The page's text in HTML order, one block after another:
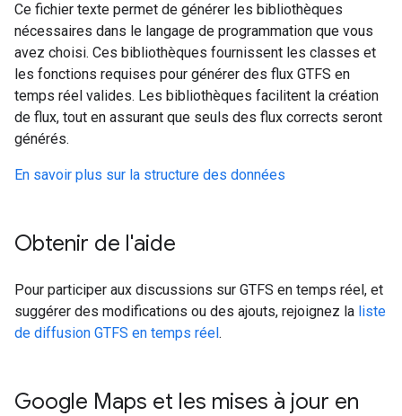
Ce fichier texte permet de générer les bibliothèques
nécessaires dans le langage de programmation que vous
avez choisi. Ces bibliothèques fournissent les classes et
les fonctions requises pour générer des flux GTFS en
temps réel valides. Les bibliothèques facilitent la création
de flux, tout en assurant que seuls des flux corrects seront
générés.
En savoir plus sur la structure des données
Obtenir de l'aide
Pour participer aux discussions sur GTFS en temps réel, et
suggérer des modifications ou des ajouts, rejoignez la liste
de diffusion GTFS en temps réel.
Google Maps et les mises à jour en